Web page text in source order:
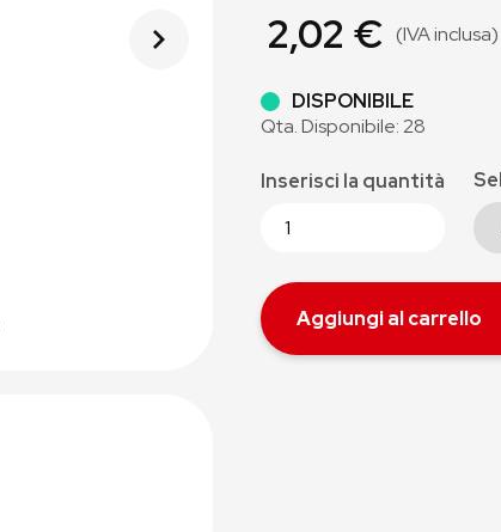
2,02 € (IVA inclusa)
DISPONIBILE
Qta. Disponibile: 28
Inserisci la quantità
Aggiungi al carrello